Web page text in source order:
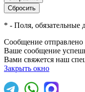
* - Поля, обязательные
Сообщение отправлено
Ваше сообщение
Вами свяжется наш
Закрыть окно